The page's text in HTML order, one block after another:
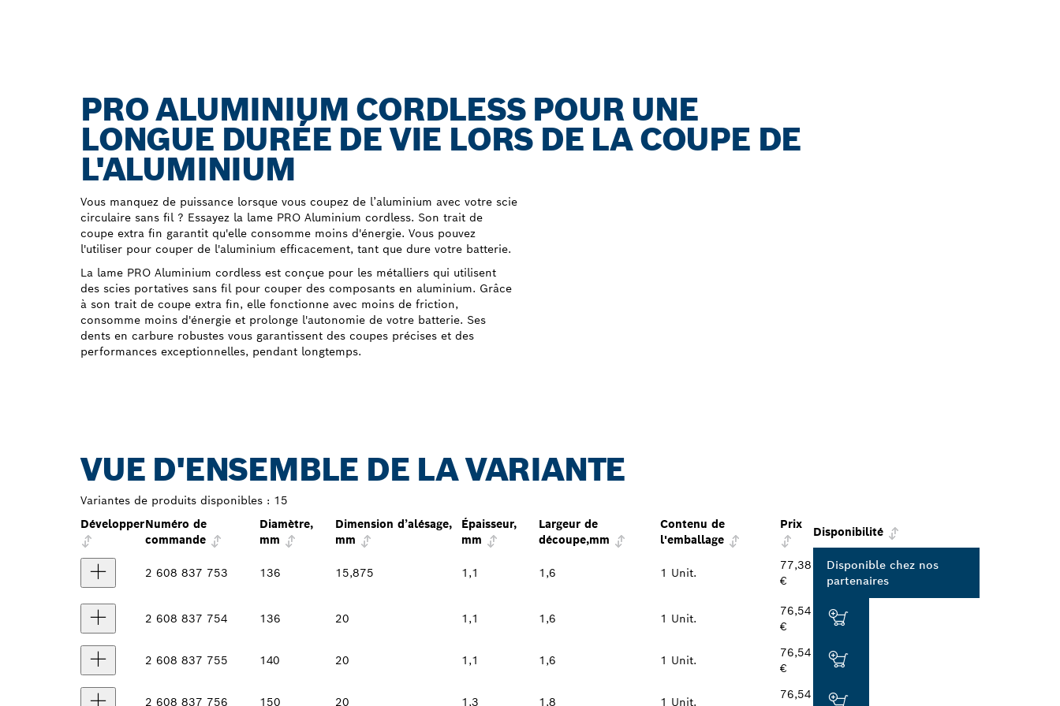
PRO ALUMINIUM CORDLESS POUR UNE
LONGUE DURÉE DE VIE LORS DE LA COUPE DE
L'ALUMINIUM
Vous manquez de puissance lorsque vous coupez de l’aluminium avec votre scie
circulaire sans fil ? Essayez la lame PRO Aluminium cordless. Son trait de
coupe extra fin garantit qu'elle consomme moins d'énergie. Vous pouvez
l'utiliser pour couper de l'aluminium efficacement, tant que dure votre batterie.
La lame PRO Aluminium cordless est conçue pour les métalliers qui utilisent
des scies portatives sans fil pour couper des composants en aluminium. Grâce
à son trait de coupe extra fin, elle fonctionne avec moins de friction,
consomme moins d'énergie et prolonge l'autonomie de votre batterie. Ses
dents en carbure robustes vous garantissent des coupes précises et des
performances exceptionnelles, pendant longtemps.
VUE D'ENSEMBLE DE LA VARIANTE
Variantes de produits disponibles : 15
DévelopperNuméro de
commande
Diamètre,
mm
Dimension d’alésage,
mm
Épaisseur,
mm
Largeur de
découpe,mm
Contenu de
l'emballage
Prix
Disponibilité
2 608 837 753 136 15,875 1,1 1,6 1 Unit.
77,38
€
Disponible chez nos
partenaires
2 608 837 754 136 20 1,1 1,6 1 Unit.
76,54
€
2 608 837 755 140 20 1,1 1,6 1 Unit.
76,54
€
2 608 837 756 150 20 1,3 1,8 1 Unit.
76,54